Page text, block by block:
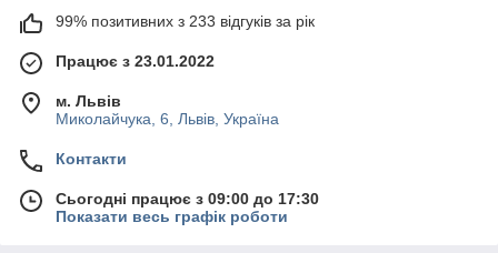
99% позитивних з 233 відгуків за рік
Працює з 23.01.2022
м. Львів
Миколайчука, 6, Львів, Україна
Контакти
Сьогодні працює з 09:00 до 17:30
Показати весь графік роботи